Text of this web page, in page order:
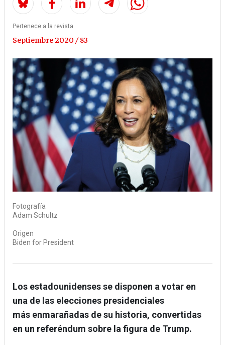
Pertenece a la revista
Septiembre 2020 / 83
Fotografía
Adam Schultz
Origen
Biden for President
Los estadounidenses se disponen a votar en
una de las elecciones presidenciales
más enmarañadas de su historia, convertidas
en un referéndum sobre la figura de Trump.